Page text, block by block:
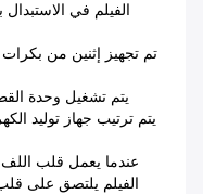
الفيلم في الاستبدال
يتم تشغيل وحدة
يتم ترتيب جهاز توليد
عندما يعمل قلب اللف
الفيلم يلتصق على